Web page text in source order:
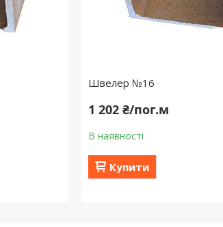
Швелер №16
1 202 ₴/пог.м
В наявності
Купити